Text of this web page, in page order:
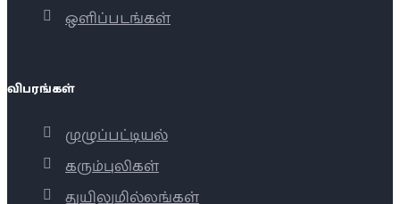
ஒளிப்படங்கள்
விபரங்கள்
முழுப்பட்டியல்
கரும்புலிகள்
துயிலுமில்லங்கள்